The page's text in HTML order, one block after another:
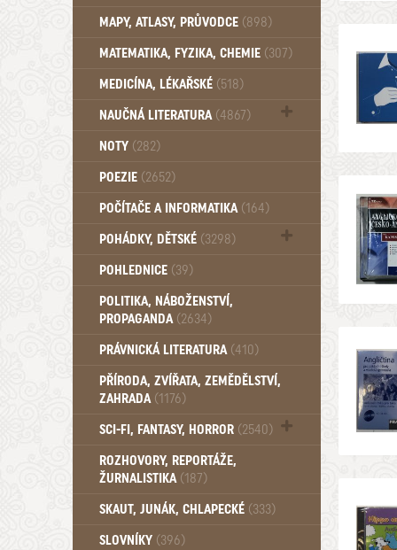
Katalogy (503)
MAPY, ATLASY, PRŮVODCE (898)
MATEMATIKA, FYZIKA, CHEMIE (307)
MEDICÍNA, LÉKAŘSKÉ (518)
NAUČNÁ LITERATURA (4867)
Zdraví a zdraví životní styl (510)
NOTY (282)
POEZIE (2652)
POČÍTAČE A INFORMATIKA (164)
POHÁDKY, DĚTSKÉ (3298)
Pro děti a mládež (2894)
Pohádky, Dětské - Od roku 1949 (257)
POHLEDNICE (39)
POLITIKA, NÁBOŽENSTVÍ,
PROPAGANDA (2634)
PRÁVNICKÁ LITERATURA (410)
PŘÍRODA, ZVÍŘATA, ZEMĚDĚLSTVÍ,
ZAHRADA (1176)
SCI-FI, FANTASY, HORROR (2540)
UFO (14)
ROZHOVORY, REPORTÁŽE,
ŽURNALISTIKA (187)
SKAUT, JUNÁK, CHLAPECKÉ (333)
SLOVNÍKY (396)